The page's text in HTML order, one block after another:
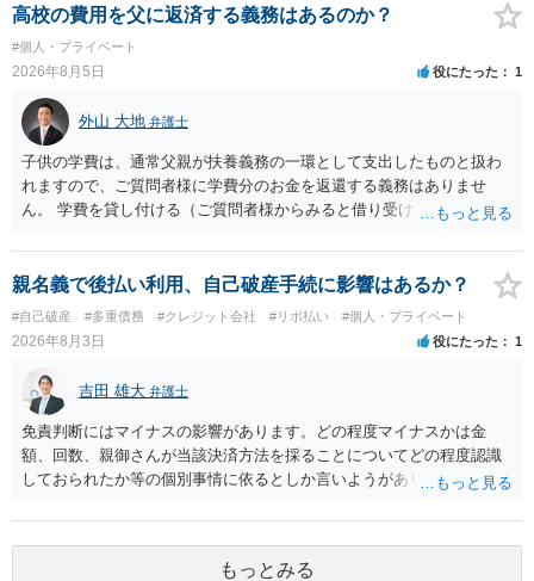
く、相手が真実を話せば警察も取り合わないと思いますが、虚偽の内
容を述べた場合は、捜査はあるかもしれません。 ただし、捜査におい
て、真実を説明すれば、「ちゃんと返しなさいよ」程度の注意で済む
ことだと思われます。 また、返せるお金が無いのであれば、返せない
のは致し方ありません。真摯に分割して支払うことを相手に告げてい
くのみでしょう。 以上、ご参考まで。
高校の費用を父に返済する義務はあるのか？
#個人・プライベート
2026年8月5日 役にたった 1
外山 大地 弁護士
子供の学費は、通常父親が扶養義務の一環として支出したものと扱わ
れますので、ご質問者様に学費分のお金を返還する義務はありませ
ん。 学費を貸し付ける（ご質問者様からみると借り受ける）といった
ょう。
親名義で後払い利用、自己破産手続に影響はあるか？
#自己破産 #多重債務 #クレジット会社 #リボ払い #個人・プライベート
2026年8月3日 役にたった 1
吉田 雄大 弁護士
免責判断にはマイナスの影響があります。どの程度マイナスかは金
額、回数、親御さんが当該決済方法を採ることについてどの程度認識
しておられたか等の個別事情に依るとしか言いようがありません。 と
なって相談し、善後策を考えることをお勧めします。
もっとみる